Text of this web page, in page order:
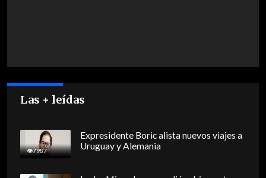
Las + leídas
7987
Expresidente Boric alista nuevos viajes a
Uruguay y Alemania